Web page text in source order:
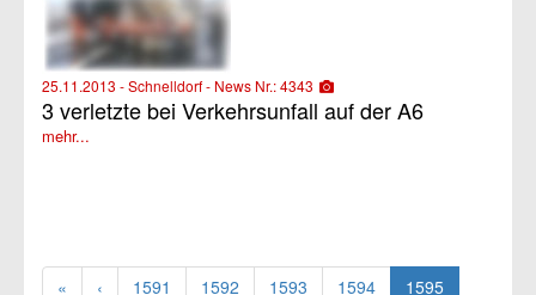
25.11.2013 - Schnelldorf - News Nr.: 4343
3 verletzte bei Verkehrsunfall auf der A6
mehr...
« ‹ 1591 1592 1593 1594 1595